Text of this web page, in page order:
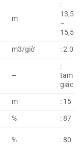
m
:
13,5
–
15,5
m3/giờ : 2.0
–
:
tam
giác
m
: 15
%
: 87
% : 80